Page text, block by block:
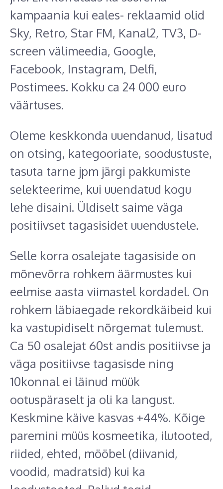
kampaania kui eales- reklaamid olid
Sky, Retro, Star FM, Kanal2, TV3, D-
screen välimeedia, Google,
Facebook, Instagram, Delfi,
Postimees. Kokku ca 24 000 euro
väärtuses.
Oleme keskkonda uuendanud, lisatud
on otsing, kategooriate, soodustuste,
tasuta tarne jpm järgi pakkumiste
selekteerime, kui uuendatud kogu
lehe disaini. Üldiselt saime väga
positiivset tagasisidet uuendustele.
Selle korra osalejate tagasiside on
mõnevõrra rohkem äärmustes kui
eelmise aasta viimastel kordadel. On
rohkem läbiaegade rekordkäibeid kui
ka vastupidiselt nõrgemat tulemust.
Ca 50 osalejat 60st andis positiivse ja
väga positiivse tagasisde ning
10konnal ei läinud müük
ootuspäraselt ja oli ka langust.
Keskmine käive kasvas +44%. Kõige
paremini müüs kosmeetika, ilutooted,
riided, ehted, mööbel (diivanid,
voodid, madratsid) kui ka